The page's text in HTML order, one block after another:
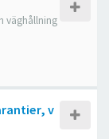
väghållning
v